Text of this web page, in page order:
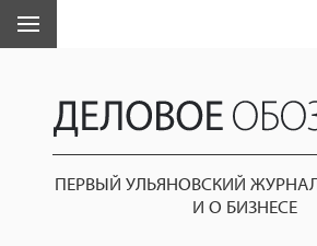
ПЕРВЫЙ УЛЬЯНОВСКИЙ
И О БИЗНЕСЕ